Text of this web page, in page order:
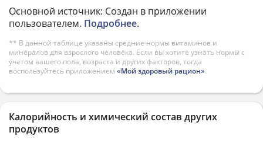
Основной источник: Создан в приложении
пользователем. Подробнее.
** В данной таблице указаны средние нормы витаминов и
минералов для взрослого человека. Если вы хотите узнать нормы с
учетом вашего пола, возраста и других факторов, тогда
воспользуйтесь приложением «Мой здоровый рацион».
Калорийность и химический состав других
продуктов